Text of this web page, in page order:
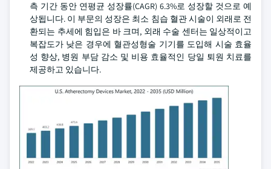
측 기간 동안 연평균 성장률(CAGR) 6.3%로 성장할 것으로 예
상됩니다. 이 부문의 성장은 최소 침습 혈관 시술이 외래로 전
환되는 추세에 힘입은 바 크며, 외래 수술 센터는 일상적이고
복잡도가 낮은 경우에 혈관성형술 기기를 도입해 시술 효율
성 향상, 병원 부담 감소 및 비용 효율적인 당일 퇴원 치료를
제공하고 있습니다.